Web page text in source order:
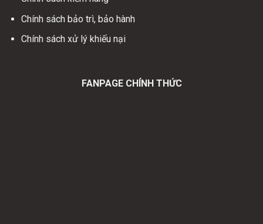
Chính sách bảo trì, bảo hành
Chính sách xử lý khiếu nại
FANPAGE CHÍNH THỨC